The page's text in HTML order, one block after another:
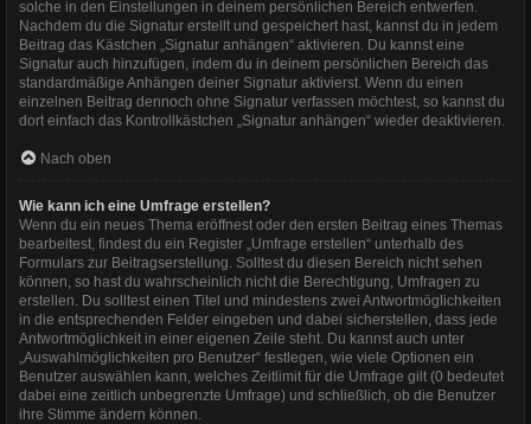
solche in den Einstellungen in deinem persönlichen Bereich entwerfen.
Nachdem du die Signatur erstellt und gespeichert hast, kannst du in jedem
Beitrag das Kästchen „Signatur anhängen“ aktivieren. Du kannst eine
Signatur auch hinzufügen, indem du in deinem persönlichen Bereich das
standardmäßige Anhängen deiner Signatur aktivierst. Wenn du einen
einzelnen Beitrag dennoch ohne Signatur verfassen möchtest, so kannst du
dort einfach das Kontrollkästchen „Signatur anhängen“ wieder deaktivieren.
Nach oben
Wie kann ich eine Umfrage erstellen?
Wenn du ein neues Thema eröffnest oder den ersten Beitrag eines Themas
bearbeitest, findest du ein Register „Umfrage erstellen“ unterhalb des
Formulars zur Beitragserstellung. Solltest du diesen Bereich nicht sehen
können, so hast du wahrscheinlich nicht die Berechtigung, Umfragen zu
erstellen. Du solltest einen Titel und mindestens zwei Antwortmöglichkeiten
in die entsprechenden Felder eingeben und dabei sicherstellen, dass jede
Antwortmöglichkeit in einer eigenen Zeile steht. Du kannst auch unter
„Auswahlmöglichkeiten pro Benutzer“ festlegen, wie viele Optionen ein
Benutzer auswählen kann, welches Zeitlimit für die Umfrage gilt (0 bedeutet
dabei eine zeitlich unbegrenzte Umfrage) und schließlich, ob die Benutzer
ihre Stimme ändern können.